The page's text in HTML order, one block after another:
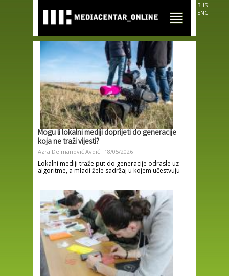
main
content
BHS
ENG
Mogu li lokalni mediji doprijeti do generacije
koja ne traži vijesti?
Azra Delmanović Avdić 18/05/2026
Lokalni mediji traže put do generacije odrasle uz
algoritme, a mladi žele sadržaj u kojem učestvuju